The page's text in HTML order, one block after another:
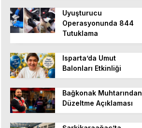
Uyuşturucu
Operasyonunda 844
Tutuklama
Isparta’da Umut
Balonları Etkinliği
Bağkonak Muhtarından
Düzeltme Açıklaması